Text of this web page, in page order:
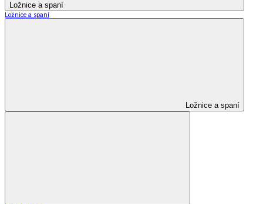
Ložnice a spaní
Ložnice a spaní
Ložnice a spaní